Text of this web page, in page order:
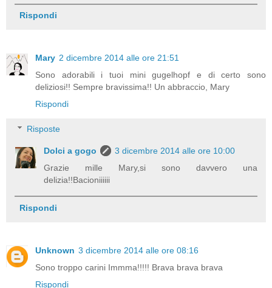
Rispondi
Mary 2 dicembre 2014 alle ore 21:51
Sono adorabili i tuoi mini gugelhopf e di certo sono
deliziosi!! Sempre bravissima!! Un abbraccio, Mary
Rispondi
Risposte
Dolci a gogo
3 dicembre 2014 alle ore 10:00
Grazie mille Mary,si sono davvero una
delizia!!Bacioniiiiii
Rispondi
Unknown 3 dicembre 2014 alle ore 08:16
Sono troppo carini Immma!!!!! Brava brava brava
Rispondi